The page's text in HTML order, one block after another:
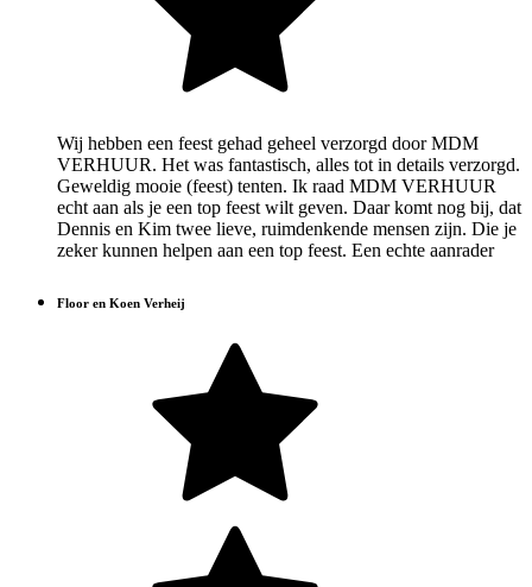
Wij hebben een feest gehad geheel verzorgd door MDM
VERHUUR. Het was fantastisch, alles tot in details verzorgd.
Geweldig mooie (feest) tenten. Ik raad MDM VERHUUR
echt aan als je een top feest wilt geven. Daar komt nog bij, dat
Dennis en Kim twee lieve, ruimdenkende mensen zijn. Die je
zeker kunnen helpen aan een top feest. Een echte aanrader
Floor en Koen Verheij